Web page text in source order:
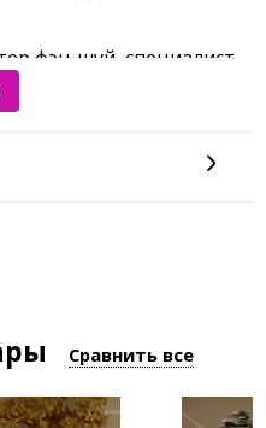
фэн-шуй, специалист
и тренингов,
и для залов с
десятки семинаров
я регулярно посещаю;
я делюсь с другими;
Сравнить все